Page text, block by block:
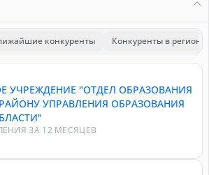
конкуренты Конкуренты в регионе
УЧРЕЖДЕНИЕ "ОТДЕЛ ОБРАЗОВАНИЯ
УПРАВЛЕНИЯ ОБРАЗОВАНИЯ
ЗА 12 МЕСЯЦЕВ